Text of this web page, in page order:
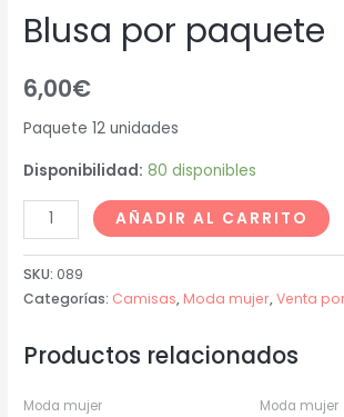
Blusa por paquete
6,00€
Paquete 12 unidades
Disponibilidad: 80 disponibles
AÑADIR AL CARRITO
SKU: 089
Categorías: Camisas, Moda mujer,Venta
Productos relacionados
Moda mujer Moda mujer